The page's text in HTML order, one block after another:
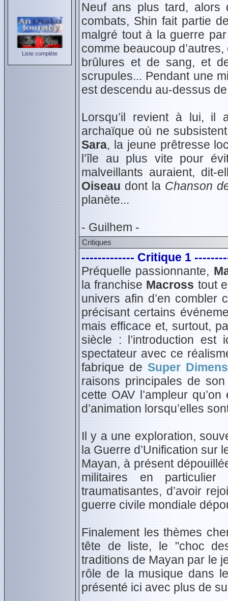
Liste complète
Neuf ans plus tard, alors
combats, Shin fait partie
malgré tout à la guerre
comme beaucoup
brûlures et de sang, et
scrupules... Pendant une
est descendu au-dessus
Lorsqu’il revient à lui, il
archaïque où ne
Sara, la jeune prêtresse
l’île au plus vite pour
malveillants auraient,
Oiseau dont la Chanson
planète...
- Guilhem -
Critiques
------------- Critique 1
Préquelle passionnante,
la franchise Macross tout
univers afin d’en combler
précisant certains
mais efficace et, surtout,
siècle : l’introduction est
spectateur avec ce
fabrique de Super
raisons principales de
cette OAV l’ampleur
d’animation lorsqu’elles
Il y a une exploration,
la Guerre d’Unification sur
Mayan, à présent
militaires en particulier
traumatisantes, d’avoir
guerre civile mondiale
Finalement les thèmes
tête de liste, le "choc
traditions de Mayan par le
rôle de la musique dans
présenté ici avec plus de